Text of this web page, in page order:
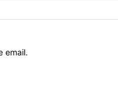
email.